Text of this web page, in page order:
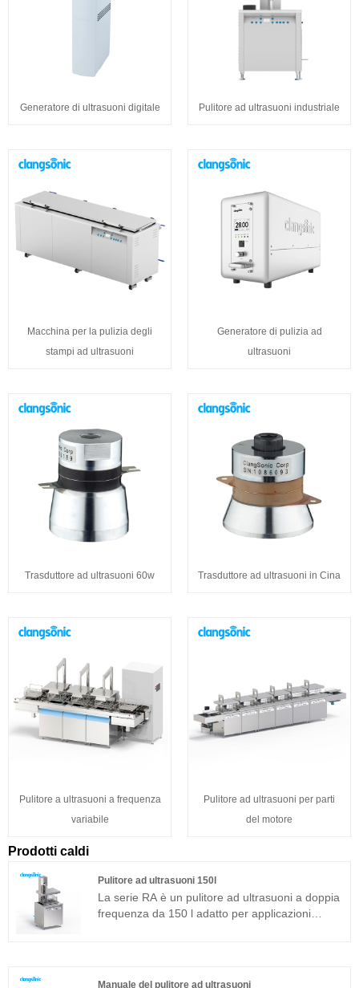
Generatore di ultrasuoni digitale Pulitore ad ultrasuoni industriale
Macchina per la pulizia degli
stampi ad ultrasuoni
Generatore di pulizia ad
ultrasuoni
Trasduttore ad ultrasuoni 60w Trasduttore ad ultrasuoni in Cina
Pulitore a ultrasuoni a frequenza
variabile
Pulitore ad ultrasuoni per parti
del motore
Prodotti caldi
Pulitore ad ultrasuoni 150l
La serie RA è un pulitore ad ultrasuoni a doppia
frequenza da 150 l adatto per applicazioni
Manuale del pulitore ad ultrasuoni